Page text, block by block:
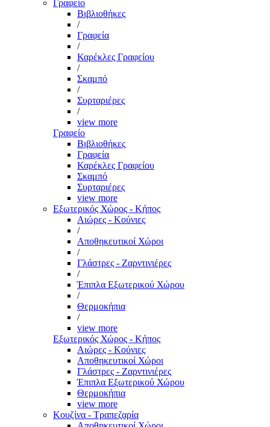
Γραφείο
Βιβλιοθήκες
/
Γραφεία
/
Καρέκλες Γραφείου
/
Σκαμπό
/
Συρταριέρες
/
view more
Γραφείο
Βιβλιοθήκες
Γραφεία
Καρέκλες Γραφείου
Σκαμπό
Συρταριέρες
view more
Εξωτερικός Χώρος - Κήπος
Αιώρες - Κούνιες
/
Αποθηκευτικοί Χώροι
/
Γλάστρες - Ζαρντινιέρες
/
Έπιπλα Εξωτερικού Χώρου
/
Θερμοκήπια
/
view more
Εξωτερικός Χώρος - Κήπος
Αιώρες - Κούνιες
Αποθηκευτικοί Χώροι
Γλάστρες - Ζαρντινιέρες
Έπιπλα Εξωτερικού Χώρου
Θερμοκήπια
view more
Κουζίνα - Τραπεζαρία